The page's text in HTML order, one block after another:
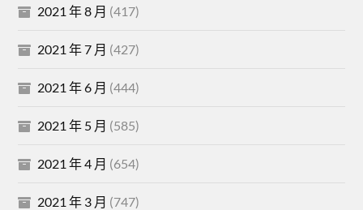
2021 年 8 月 (417)
2021 年 7 月 (427)
2021 年 6 月 (444)
2021 年 5 月 (585)
2021 年 4 月 (654)
2021 年 3 月 (747)